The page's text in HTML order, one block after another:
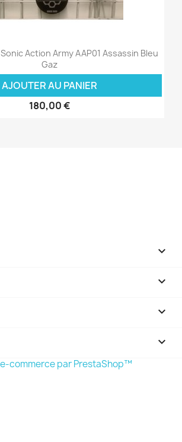
Action Army AAP01 Assassin Bleu
Gaz
AJOUTER AU PANIER
180,00 €



keyboard_arrow_down
commerce par PrestaShop™